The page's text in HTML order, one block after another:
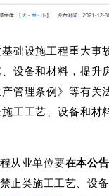
础设施工程重大事
设备和材料，提升
管理条例》等有关
工工艺、设备和材
从业单位要在本公
止类施工工艺、设